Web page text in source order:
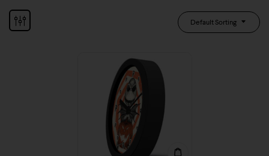
Default Sorting